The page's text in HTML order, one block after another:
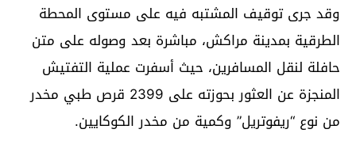
وقد جرى توقيف المشتبه فيه على مستوى المحطة
الطرقية بمدينة مراكش، مباشرة بعد وصوله على متن
حافلة لنقل المسافرين، حيث أسفرت عملية التفتيش
المنجزة عن العثور بحوزته على 2399 قرص طبي مخدر
من نوع “ريفوتريل” وكمية من مخدر الكوكايين.